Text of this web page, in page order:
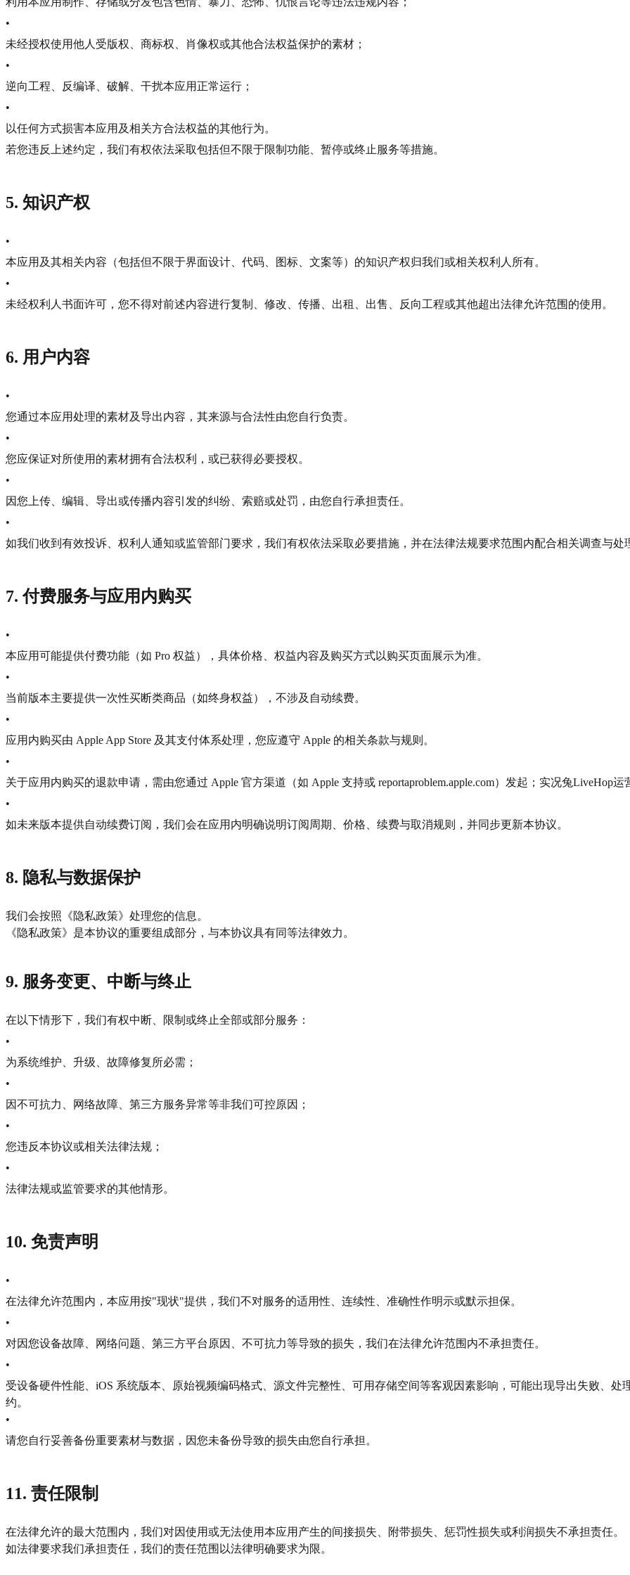
•
未经授权使用他人受版权、商标权、肖像权或其他合法权益保护的素材；
•
逆向工程、反编译、破解、干扰本应用正常运行；
•
以任何方式损害本应用及相关方合法权益的其他行为。
若您违反上述约定，我们有权依法采取包括但不限于限制功能、暂停或终止服务等措施。
5. 知识产权
•
本应用及其相关内容（包括但不限于界面设计、代码、图标、文案等）的知识产权归我们或相关权利人所有。
•
未经权利人书面许可，您不得对前述内容进行复制、修改、传播、出租、出售、反向工程或其他超出法律允许范围的使用。
6. 用户内容
•
您通过本应用处理的素材及导出内容，其来源与合法性由您自行负责。
•
您应保证对所使用的素材拥有合法权利，或已获得必要授权。
•
因您上传、编辑、导出或传播内容引发的纠纷、索赔或处罚，由您自行承担责任。
•
如我们收到有效投诉、权利人通知或监管部门要求，我们有权依法采取必要措施，并在法律法规要求范围内配合相关调查与处
7. 付费服务与应用内购买
•
本应用可能提供付费功能（如 Pro 权益），具体价格、权益内容及购买方式以购买页面展示为准。
•
当前版本主要提供一次性买断类商品（如终身权益），不涉及自动续费。
•
应用内购买由 Apple App Store 及其支付体系处理，您应遵守 Apple 的相关条款与规则。
•
关于应用内购买的退款申请，需由您通过 Apple 官方渠道（如 Apple 支持或 reportaproblem.apple.com）发起；实况兔LiveHop
•
如未来版本提供自动续费订阅，我们会在应用内明确说明订阅周期、价格、续费与取消规则，并同步更新本协议。
8. 隐私与数据保护
我们会按照《隐私政策》处理您的信息。
《隐私政策》是本协议的重要组成部分，与本协议具有同等法律效力。
9. 服务变更、中断与终止
在以下情形下，我们有权中断、限制或终止全部或部分服务：
•
为系统维护、升级、故障修复所必需；
•
因不可抗力、网络故障、第三方服务异常等非我们可控原因；
•
您违反本协议或相关法律法规；
•
法律法规或监管要求的其他情形。
10. 免责声明
•
在法律允许范围内，本应用按"现状"提供，我们不对服务的适用性、连续性、准确性作明示或默示担保。
•
对因您设备故障、网络问题、第三方平台原因、不可抗力等导致的损失，我们在法律允许范围内不承担责任。
•
受设备硬件性能、iOS 系统版本、原始视频编码格式、源文件完整性、可用存储空间等客观因素影响，可能出现导出失败、
约。
•
请您自行妥善备份重要素材与数据，因您未备份导致的损失由您自行承担。
11. 责任限制
在法律允许的最大范围内，我们对因使用或无法使用本应用产生的间接损失、附带损失、惩罚性损失或利润损失不承担责任。
如法律要求我们承担责任，我们的责任范围以法律明确要求为限。